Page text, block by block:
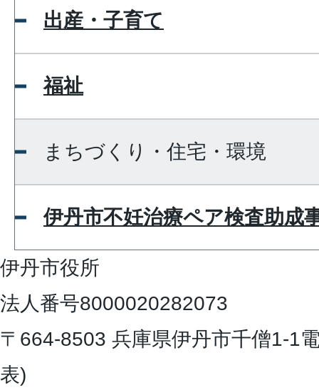
出産・子育て
福祉
まちづくり・住宅・環境
伊丹市不妊治療ペア検査助成
伊丹市役所
法人番号8000020282073
〒664-8503 兵庫県伊丹市千僧1-1
表)